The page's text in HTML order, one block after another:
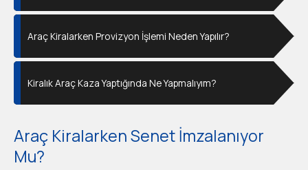
Araç Kiralarken Provizyon İşlemi Neden Yapılır?
Kiralık Araç Kaza Yaptığında Ne Yapmalıyım?
Araç Kiralarken Senet İmzalanıyor
Mu?